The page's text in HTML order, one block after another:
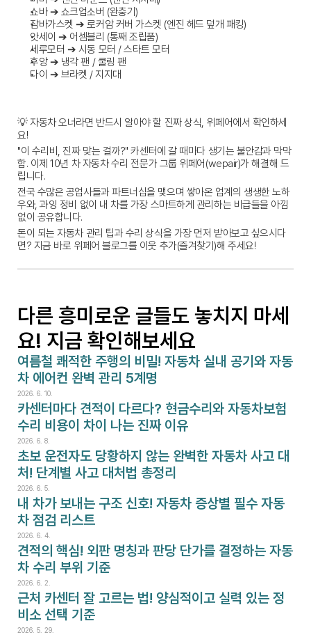
쇼바 ➔ 쇼크업소버 (완충기)
잠바가스켓 ➔ 로커암 커버 가스켓 (엔진 헤드 덮개 패킹)
앗세이 ➔ 어셈블리 (통째 조립품)
세루모터 ➔ 시동 모터 / 스타트 모터
후앙 ➔ 냉각 팬 / 쿨링 팬
다이 ➔ 브라켓 / 지지대
💡 자동차 오너라면 반드시 알아야 할 진짜 상식, 위페어에서 확인하세
요!
"이 수리비, 진짜 맞는 걸까?" 카센터에 갈 때마다 생기는 불안감과 막막
함. 이제 10년 차 자동차 수리 전문가 그룹 위페어(wepair)가 해결해 드
립니다.
전국 수많은 공업사들과 파트너십을 맺으며 쌓아온 업계의 생생한 노하
우와, 과잉 정비 없이 내 차를 가장 스마트하게 관리하는 비급들을 아낌
없이 공유합니다.
돈이 되는 자동차 관리 팁과 수리 상식을 가장 먼저 받아보고 싶으시다
면? 지금 바로 위페어 블로그를 이웃 추가(즐겨찾기)해 주세요!
다른 흥미로운 글들도 놓치지 마세
요! 지금 확인해보세요
여름철 쾌적한 주행의 비밀! 자동차 실내 공기와 자동
차 에어컨 완벽 관리 5계명
2026. 6. 10.
카센터마다 견적이 다르다? 현금수리와 자동차보험
수리 비용이 차이 나는 진짜 이유
2026. 6. 8.
초보 운전자도 당황하지 않는 완벽한 자동차 사고 대
처! 단계별 사고 대처법 총정리
2026. 6. 5.
내 차가 보내는 구조 신호! 자동차 증상별 필수 자동
차 점검 리스트
2026. 6. 4.
견적의 핵심! 외판 명칭과 판당 단가를 결정하는 자동
차 수리 부위 기준
2026. 6. 2.
근처 카센터 잘 고르는 법! 양심적이고 실력 있는 정
비소 선택 기준
2026. 5. 29.